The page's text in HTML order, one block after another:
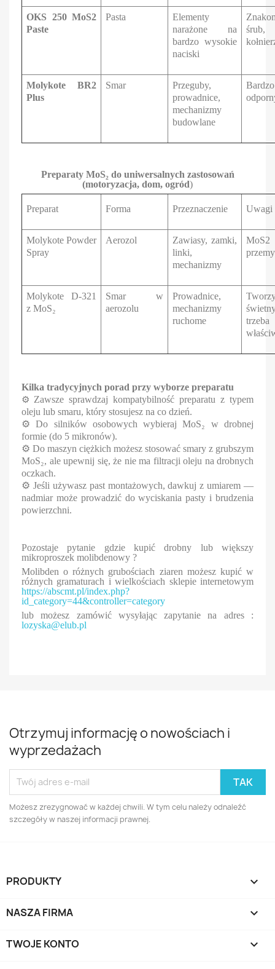
OKS 250 MoS2
Paste
Pasta
Elementy
narażone na
bardzo wysokie
naciski
Molykote BR2
Plus
Smar
Przeguby,
prowadnice,
mechanizmy
budowlane
Preparaty MoS₂ do uniwersalnych zastosowań
(motoryzacja, dom, ogród)
Preparat Forma Przeznaczenie Uwagi
Molykote Powder
Spray
Aerozol
Zawiasy, zamki,
linki,
mechanizmy
Molykote D-321
z MoS₂
Smar w
aerozolu
Prowadnice,
mechanizmy
ruchome
Kilka tradycyjnych porad przy wyborze preparatu
⚙ Zawsze sprawdzaj kompatybilność preparatu z typem
oleju lub smaru, który stosujesz na co dzień.
⚙ Do silników osobowych wybieraj MoS₂ w drobnej
formie (do 5 mikronów).
⚙ Do maszyn ciężkich możesz stosować smary z grubszym
MoS₂, ale upewnij się, że nie ma filtracji oleju na drobnych
oczkach.
⚙ Jeśli używasz past montażowych, dawkuj z umiarem —
nadmiar może prowadzić do wyciskania pasty i brudzenia
powierzchni.
Pozostaje pytanie gdzie kupić drobny lub większy
mikroproszek molibdenowy ?
Molibden o różnych grubościach ziaren możesz kupić w
różnych gramaturach i wielkościach sklepie internetowym
https://abscmt.pl/index.php?
id_category=44&controller=category
lub możesz zamówić wysyłając zapytanie na adres :
lozyska@elub.pl
Otrzymuj informację o nowościach i
wyprzedażach
Możesz zrezygnować w każdej chwili. W tym celu należy odnaleźć
szczegóły w naszej informacji prawnej.
PRODUKTY 
NASZA FIRMA 
TWOJE KONTO 